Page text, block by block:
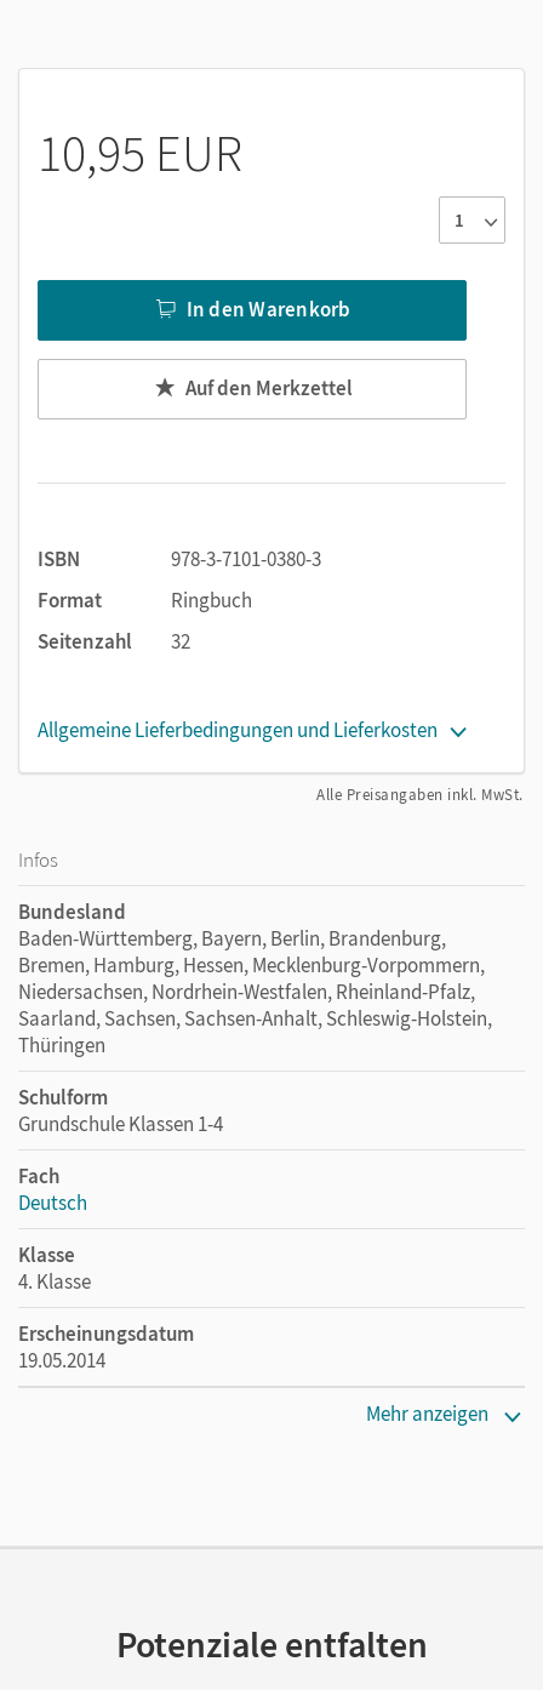
10,95 EUR
In den Warenkorb
Auf den Merkzettel
ISBN
978-3-7101-0380-3
Format
Ringbuch
Seitenzahl
32
Allgemeine Lieferbedingungen und Lieferkosten
Alle Preisangaben inkl. MwSt.
Infos
Bundesland
Baden-Württemberg, Bayern, Berlin, Brandenburg,
Bremen, Hamburg, Hessen, Mecklenburg-Vorpommern,
Niedersachsen, Nordrhein-Westfalen, Rheinland-Pfalz,
Saarland, Sachsen, Sachsen-Anhalt, Schleswig-Holstein,
Thüringen
Schulform
Grundschule Klassen 1-4
Fach
Deutsch
Klasse
4. Klasse
Erscheinungsdatum
19.05.2014
Mehr anzeigen
Potenziale entfalten